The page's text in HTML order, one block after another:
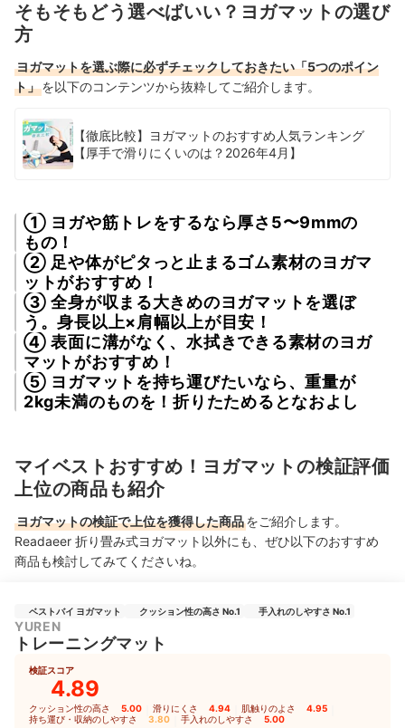
そもそもどう選べばいい？ヨガマットの選び
方
ヨガマットを選ぶ際に必ずチェックしておきたい「5つのポイン
ト」を以下のコンテンツから抜粋してご紹介します。
【徹底比較】ヨガマットのおすすめ人気ランキング
【厚手で滑りにくいのは？2026年4月】
① ヨガや筋トレをするなら厚さ5〜9mmの
もの！
② 足や体がピタっと止まるゴム素材のヨガマ
ットがおすすめ！
③ 全身が収まる大きめのヨガマットを選ぼ
う。身長以上×肩幅以上が目安！
④ 表面に溝がなく、水拭きできる素材のヨガ
マットがおすすめ！
⑤ ヨガマットを持ち運びたいなら、重量が
2kg未満のものを！折りたためるとなおよし
マイベストおすすめ！ヨガマットの検証評価
上位の商品も紹介
ヨガマットの検証で上位を獲得した商品をご紹介します。
Readaeer 折り畳み式ヨガマット以外にも、ぜひ以下のおすすめ
商品も検討してみてくださいね。
ベストバイ ヨガマット クッション性の高さ No.1 手入れのしやすさ No.1
YUREN
トレーニングマット
検証スコア
4.89
クッション性の高さ 5.00 滑りにくさ 4.94 肌触りのよさ 4.95
持ち運び・収納のしやすさ 3.80 手入れのしやすさ 5.00